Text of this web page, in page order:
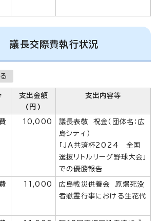
長交際費執行状況
支出金額
(円)
支出内容等
10,000
議長表敬 祝金（団体名：広
島シティ）
「JA共済杯2024 全国
選抜リトルリーグ野球大会」
での優勝報告
11,000
広島戦災供養会 原爆死没
者慰霊行事における生花代